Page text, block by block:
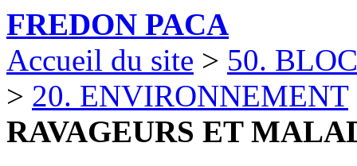
FREDON PACA
Accueil du site > 50.
> 20. ENVIRONNEMENT
RAVAGEURS ET